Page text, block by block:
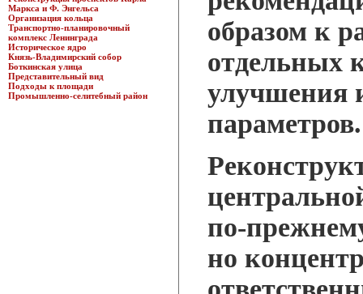
Маркса и Ф. Энгельса
Организация кольца
Транспортно-планировочный
комплекс Ленинграда
Историческое ядро
Князь-Владимирский собор
Боткинская улица
Представительный вид
Подходы к площади
Промышленно-селитебный район
образом к
отдельных
улучшения
параметров.
по-
но